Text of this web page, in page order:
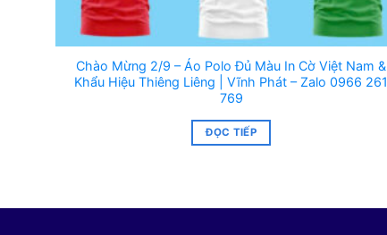
Chào Mừng 2/9 – Áo Polo Đủ Màu In Cờ Việt Nam &
Khẩu Hiệu Thiêng Liêng | Vĩnh Phát – Zalo 0966 261
769
ĐỌC TIẾP